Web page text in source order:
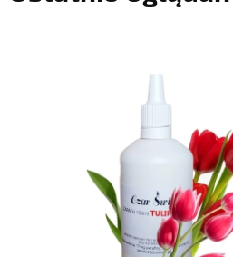
do koszyka